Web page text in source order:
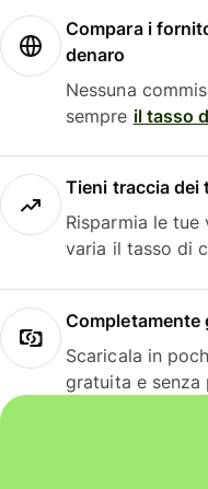
Compara i
denaro
Nessuna
sempre il tasso
Tieni traccia dei
Risparmia le
varia il tasso di
Scaricala in
gratuita e senza